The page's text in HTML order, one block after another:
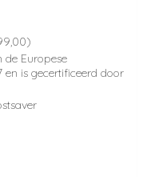
de Europese
en is gecertificeerd door